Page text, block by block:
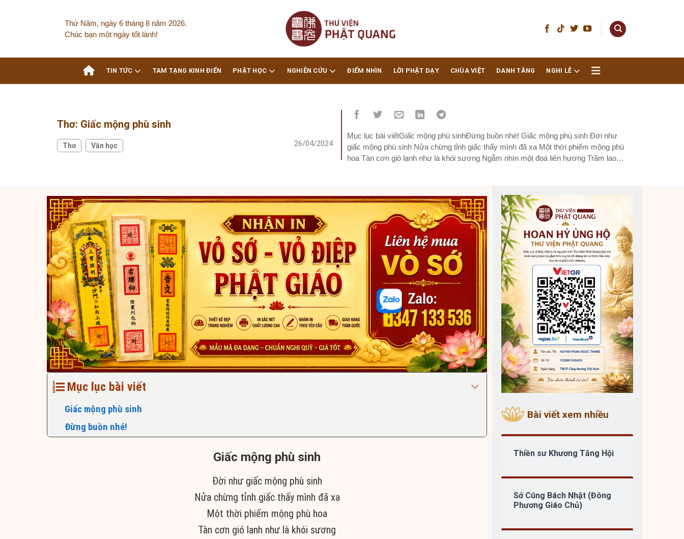
Thứ Năm, ngày 6 tháng 8 năm 2026.
Chúc bạn một ngày tốt lành!
TIN TỨC TAM TẠNG KINH ĐIỂN PHẬT HỌC NGHIÊN CỨU ĐIỂM NHÌN LỜI PHẬT DẠY CHÙA VIỆT DANH TĂNG NGHI LỄ
Thơ: Giấc mộng phù sinh
Thơ Văn học 26/04/2024
Mục lục bài viếtGiấc mộng phù sinhĐừng buồn nhé! Giấc mộng phù sinh Đời như
giấc mộng phù sinh Nửa chừng tỉnh giấc thấy mình đã xa Một thời phiếm mộng phù
hoa Tàn cơn gió lạnh như là khói sương Ngẫm nhìn một đoá liên hương Trầm lao
Mục lục bài viết
Giấc mộng phù sinh
Đừng buồn nhé!
Giấc mộng phù sinh
Đời như giấc mộng phù sinh
Nửa chừng tỉnh giấc thấy mình đã xa
Một thời phiếm mộng phù hoa
Tàn cơn gió lạnh như là khói sương
Bài viết xem nhiều
Thiền sư Khương Tăng Hội
Sớ Cúng Bách Nhật (Đông
Phương Giáo Chủ)